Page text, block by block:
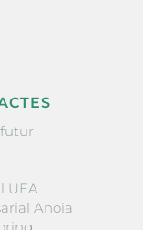
UEA
Anoia